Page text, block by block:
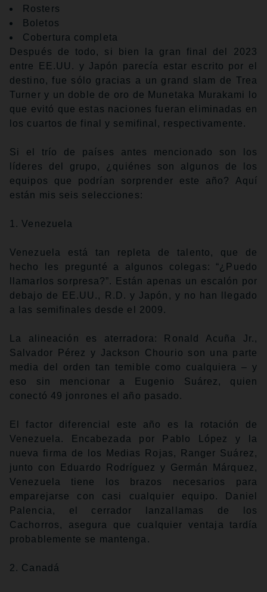
Rosters
Boletos
Cobertura completa
Después de todo, si bien la gran final del 2023
entre EE.UU. y Japón parecía estar escrito por el
destino, fue sólo gracias a un grand slam de Trea
Turner y un doble de oro de Munetaka Murakami lo
que evitó que estas naciones fueran eliminadas en
los cuartos de final y semifinal, respectivamente.
Si el trío de países antes mencionado son los
líderes del grupo, ¿quiénes son algunos de los
equipos que podrían sorprender este año? Aquí
están mis seis selecciones:
1. Venezuela
Venezuela está tan repleta de talento, que de
hecho les pregunté a algunos colegas: “¿Puedo
llamarlos sorpresa?”. Están apenas un escalón por
debajo de EE.UU., R.D. y Japón, y no han llegado
a las semifinales desde el 2009.
La alineación es aterradora: Ronald Acuña Jr.,
Salvador Pérez y Jackson Chourio son una parte
media del orden tan temible como cualquiera – y
eso sin mencionar a Eugenio Suárez, quien
conectó 49 jonrones el año pasado.
El factor diferencial este año es la rotación de
Venezuela. Encabezada por Pablo López y la
nueva firma de los Medias Rojas, Ranger Suárez,
junto con Eduardo Rodríguez y Germán Márquez,
Venezuela tiene los brazos necesarios para
emparejarse con casi cualquier equipo. Daniel
Palencia, el cerrador lanzallamas de los
Cachorros, asegura que cualquier ventaja tardía
probablemente se mantenga.
2. Canadá